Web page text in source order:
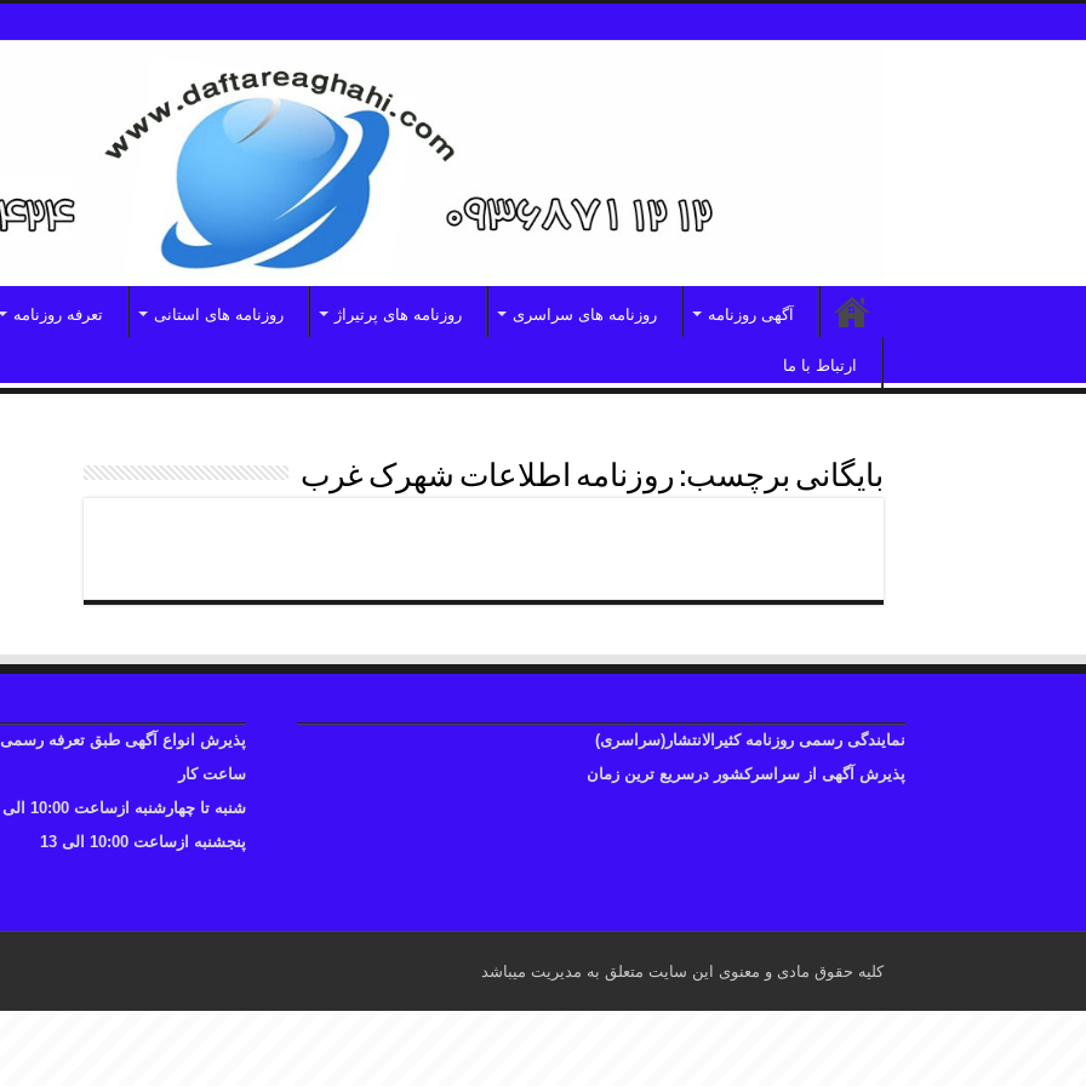
آگهی روزنامه روزنامه های سراسری روزنامه های پرتیراژ روزنامه های استانی تعرفه روزنامه
ارتباط با ما
بایگانی برچسب: روزنامه اطلاعات شهرک غرب
نمایندگی رسمی روزنامه کثیرالانتشار(سراسری)
پذیرش آگهی از سراسرکشور درسریع ترین زمان
پذیرش انواع آگهی طبق تعرفه رسمی
ساعت کار
شنبه تا چهارشنبه ازساعت 10:00 الی 17
پنجشنبه ازساعت 10:00 الی 13
کلیه حقوق مادی و معنوی این سایت متعلق به مدیریت میباشد